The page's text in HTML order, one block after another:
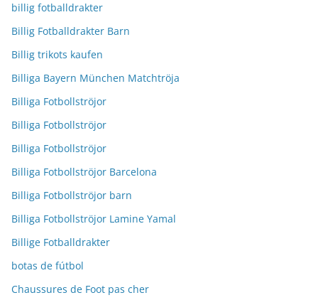
billig fotballdrakter
Billig Fotballdrakter Barn
Billig trikots kaufen
Billiga Bayern München Matchtröja
Billiga Fotbollströjor
Billiga Fotbollströjor
Billiga Fotbollströjor
Billiga Fotbollströjor Barcelona
Billiga Fotbollströjor barn
Billiga Fotbollströjor Lamine Yamal
Billige Fotballdrakter
botas de fútbol
Chaussures de Foot pas cher